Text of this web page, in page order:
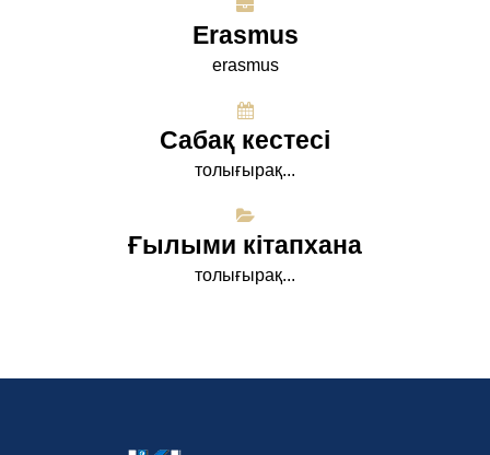
Erasmus
erasmus
Сабақ кестесі
толығырақ...
Ғылыми кітапхана
толығырақ...